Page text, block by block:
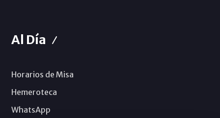
Al Día
Horarios de Misa
Hemeroteca
WhatsApp